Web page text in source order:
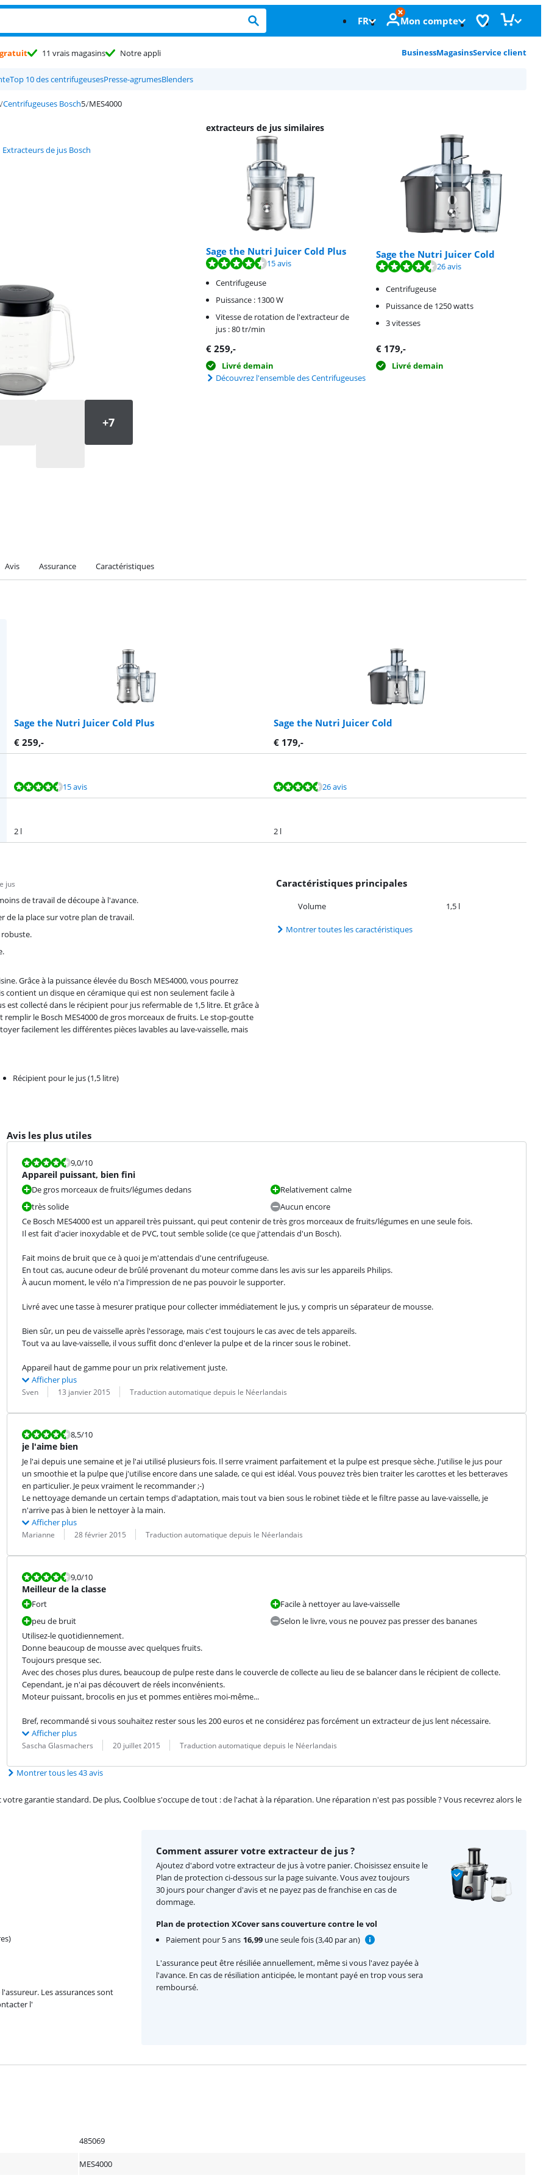
FR Mon compte
gratuit 11 vrais magasins Notre appli BusinessMagasinsService client
Top 10 des centrifugeusesPresse-agrumesBlenders
Centrifugeuses Bosch MES4000
Extracteurs de jus Bosch
extracteurs de jus similaires
Sage the Nutri Juicer Cold Plus
La note est de 8,7 sur 10, basée sur 15 avis.
15 avis
Centrifugeuse
Puissance : 1300 W
Vitesse de rotation de l'extracteur de
jus : 80 tr/min
€ 259,-
Livré demain
Sage the Nutri Juicer Cold
La note est de 8,5 sur 10, basée sur 26 avis. 26 avis
Centrifugeuse
Puissance de 1250 watts
3 vitesses
€ 179,-
Livré demain
Découvrez l'ensemble des Centrifugeuses
Avis Assurance Caractéristiques
Sage the Nutri Juicer Cold Plus
Sage the Nutri Juicer Cold
€ 259,- € 179,-
15 avis 26 avis
2 l 2 l
Caractéristiques principales
Volume 1,5 l
Montrer toutes les caractéristiques
jus
de travail de découpe à l'avance.
de la place sur votre plan de travail.
Grâce à la puissance élevée du Bosch MES4000, vous pourrez
un disque en céramique qui est non seulement facile à
collecté dans le récipient pour jus refermable de 1,5 litre. Et grâce à
le Bosch MES4000 de gros morceaux de fruits. Le stop-goutte
facilement les différentes pièces lavables au lave-vaisselle, mais
Récipient pour le jus (1,5 litre)
Avis les plus utiles
La note est 9,0 sur 10.
9,0/10
Appareil puissant, bien fini
De gros morceaux de fruits/légumes dedans
très solide
Relativement calme
Aucun encore
Ce Bosch MES4000 est un appareil très puissant, qui peut contenir de très gros morceaux de fruits/légumes en une seule fois.
Il est fait d'acier inoxydable et de PVC, tout semble solide (ce que j'attendais d'un Bosch).
Fait moins de bruit que ce à quoi je m'attendais d'une centrifugeuse.
En tout cas, aucune odeur de brûlé provenant du moteur comme dans les avis sur les appareils Philips.
À aucun moment, le vélo n'a l'impression de ne pas pouvoir le supporter.
Livré avec une tasse à mesurer pratique pour collecter immédiatement le jus, y compris un séparateur de mousse.
Bien sûr, un peu de vaisselle après l'essorage, mais c'est toujours le cas avec de tels appareils.
Tout va au lave-vaisselle, il vous suffit donc d'enlever la pulpe et de la rincer sous le robinet.
Appareil haut de gamme pour un prix relativement juste.
Afficher plus
Évaluation par :
Sven
Date : 13 janvier 2015
Traduction : Traduction automatique depuis le Néerlandais
La note est 8,5 sur 10.
8,5/10
je l'aime bien
Je l'ai depuis une semaine et je l'ai utilisé plusieurs fois. Il serre vraiment parfaitement et la pulpe est presque sèche. J'utilise le jus pour
un smoothie et la pulpe que j'utilise encore dans une salade, ce qui est idéal. Vous pouvez très bien traiter les carottes et les betteraves
en particulier. Je peux vraiment le recommander ;-)
Le nettoyage demande un certain temps d'adaptation, mais tout va bien sous le robinet tiède et le filtre passe au lave-vaisselle, je
n'arrive pas à bien le nettoyer à la main.
Afficher plus
Évaluation par :
Marianne
Date : 28 février 2015
Traduction : Traduction automatique depuis le Néerlandais
La note est 9,0 sur 10.
9,0/10
Meilleur de la classe
Fort
peu de bruit
Facile à nettoyer au lave-vaisselle
Selon le livre, vous ne pouvez pas presser des bananes
Utilisez-le quotidiennement.
Donne beaucoup de mousse avec quelques fruits.
Toujours presque sec.
Avec des choses plus dures, beaucoup de pulpe reste dans le couvercle de collecte au lieu de se balancer dans le récipient de collecte.
Cependant, je n'ai pas découvert de réels inconvénients.
Moteur puissant, brocolis en jus et pommes entières moi-même...
Bref, recommandé si vous souhaitez rester sous les 200 euros et ne considérez pas forcément un extracteur de jus lent nécessaire.
Afficher plus
Évaluation par :
Sascha Glasmachers
Date : 20 juillet 2015
Traduction : Traduction automatique depuis le Néerlandais
Montrer tous les 43 avis
garantie standard. De plus, Coolblue s'occupe de tout : de l'achat à la réparation. Une réparation n'est pas possible ? Vous recevrez alors le
Les assurances sont
l'
Comment assurer votre extracteur de jus ?
Ajoutez d'abord votre extracteur de jus à votre panier. Choisissez ensuite le
Plan de protection ci-dessous sur la page suivante. Vous avez toujours
30 jours pour changer d'avis et ne payez pas de franchise en cas de
dommage.
Plan de protection XCover sans couverture contre le vol
Paiement pour 5 ans 16,99une seule fois (3,40 par an)
L'assurance peut être résiliée annuellement, même si vous l'avez payée à
l'avance. En cas de résiliation anticipée, le montant payé en trop vous sera
remboursé.
485069
MES4000